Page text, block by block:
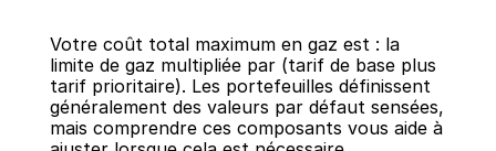
Votre coût total maximum en gaz est : la
limite de gaz multipliée par (tarif de base plus
tarif prioritaire). Les portefeuilles définissent
généralement des valeurs par défaut sensées,
mais comprendre ces composants vous aide à